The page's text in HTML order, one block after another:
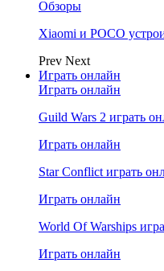
Обзоры
Xiaomi и POCO
Prev Next
Играть онлайн
Играть онлайн
Guild Wars 2 играть
Играть онлайн
Star Conflict играть
Играть онлайн
World Of Warships
Играть онлайн